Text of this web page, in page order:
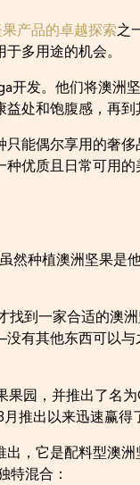
产品的卓越探索之
多用途的机会。
开发。他们将澳洲
处和饱腹感，再到
能偶尔享用的奢
优质且日常可用的
然种植澳洲坚果是
到一家合适的澳
有其他东西可以
园，并推出了名
月推出以来迅速赢得
，它是配料型澳
特混合：